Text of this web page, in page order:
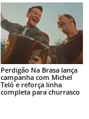
Perdigão Na Brasa lança
campanha com Michel
Teló e reforça linha
completa para churrasco